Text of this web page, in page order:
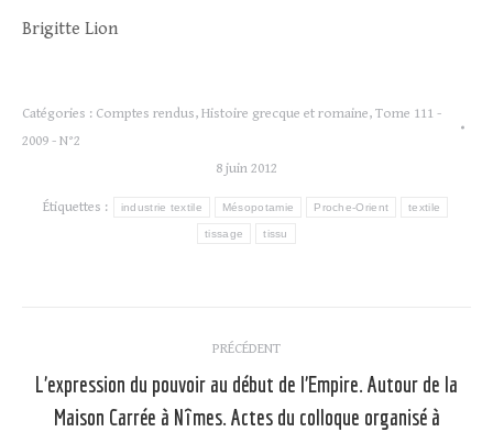
Brigitte Lion
Catégories : Comptes rendus, Histoire grecque et romaine, Tome 111 -
2009 - N°2
8 juin 2012
Étiquettes : industrie textile Mésopotamie Proche-Orient textile
tissage tissu
article
PRÉCÉDENT
L’expression du pouvoir au début de l’Empire. Autour de la
Maison Carrée à Nîmes. Actes du colloque organisé à